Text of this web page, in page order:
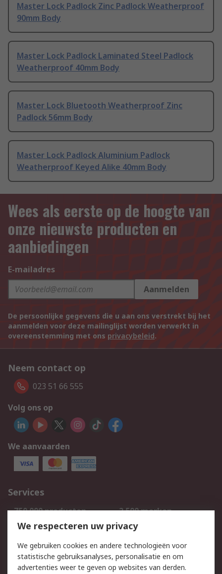
Master Lock Padlock Zinc Padlock Weatherproof
90mm Body
Master Lock Padlock Laminated Steel Padlock
Weatherproof 40mm Body
Master Lock Bluetooth Weatherproof Zinc
Padlock 56mm Body
Master Lock Padlock Aluminium Padlock
Weatherproof Keyed Alike 40mm Body
Wees als eerste op de hoogte van
onze nieuwste producten en
aanbiedingen
E-mailadres
Aanmelden
De persoonlijke gegevens die u aan ons verstrekt bij het
aanmelden voor deze mailinglijst worden verwerkt in
overeenstemming met ons privacybeleid.
Neem contact op
023 51 66 555
Volg ons op
We aanvaarden
Services
750.000 producten
2.500 merken
Bestellen
Inkoopoplossingen
Track & Trace
We respecteren uw privacy
We gebruiken cookies en andere technologieën voor
statistische gebruiksanalyses, personalisatie en om
advertenties weer te geven op websites van derden.